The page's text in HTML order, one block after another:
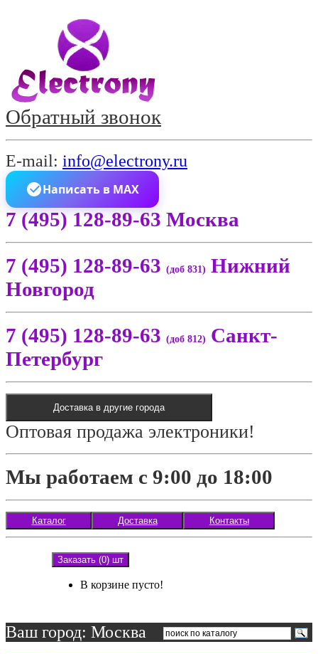
Обратный звонок
E-mail: info@electrony.ru
Написать в MAX
7 (495) 128-89-63 Москва
7 (495) 128-89-63 (доб 831) Нижний
Новгород
7 (495) 128-89-63 (доб 812) Санкт-
Петербург
Доставка в другие города
Оптовая продажа электроники!
Мы работаем с 9:00 до 18:00
Каталог Доставка Контакты
Заказать (0) шт
В корзине пусто!
Ваш город: Москва